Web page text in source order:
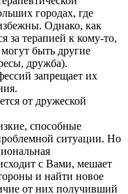
городах, где
Однако, как
за терапией к кому-то,
быть другие
дружба).
запрещает их
от дружеской
способные
ситуации. Но
с Вами, мешает
и найти новое
от них получивший